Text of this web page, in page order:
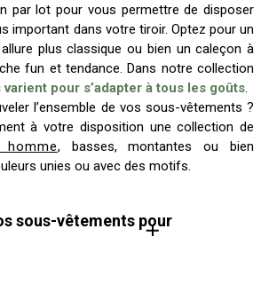
par lot pour vous permettre de disposer
important dans votre tiroir. Optez pour un
plus classique ou bien un caleçon à
fun et tendance. Dans notre collection
varient pour s’adapter à tous les goûts.
l’ensemble de vos sous-vêtements ?
à votre disposition une collection de
, basses, montantes ou bien
unies ou avec des motifs.
sous-vêtements pour